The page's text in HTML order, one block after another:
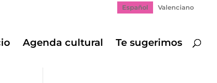
Español Valenciano
Agenda cultural Te sugerimos